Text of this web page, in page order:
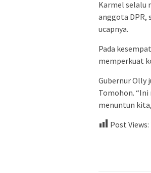
Karmel selalu
anggota DPR,
ucapnya.
Pada
memperkuat
Gubernur Olly
Tomohon. “Ini
menuntun
Post Views: